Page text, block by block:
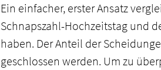
Ein einfacher, erster Ansatz
Schnapszahl-Hochzeitstag und
haben. Der Anteil der
geschlossen werden. Um zu